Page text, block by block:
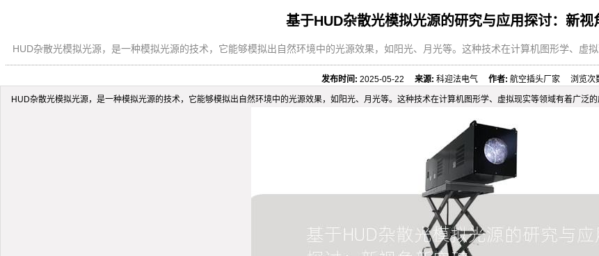
基于HUD杂散光模拟光源的研究与应用探讨：新视
HUD杂散光模拟光源，是一种模拟光源的技术，它能够模拟出自然环境中的光源效果，如阳光、月光等。这种技术在计算机图形学、虚
发布时间: 2025-05-22来源: 科迎法电气作者: 航空插头厂家 浏览次
HUD杂散光模拟光源，是一种模拟光源的技术，它能够模拟出自然环境中的光源效果，如阳光、月光等。这种技术在计算机图形学、虚拟现实等领域有着广泛